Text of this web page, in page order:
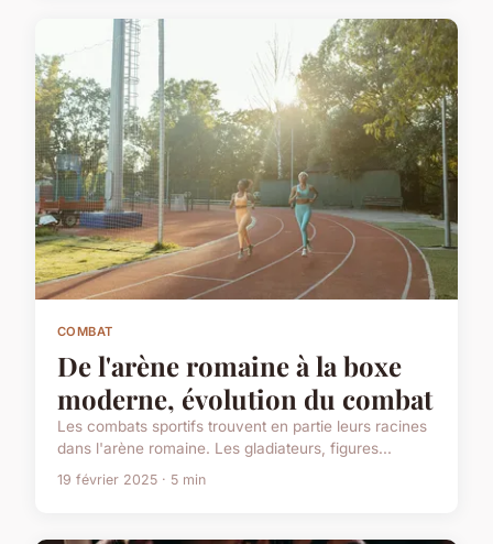
COMBAT
De l'arène romaine à la boxe
moderne, évolution du combat
Les combats sportifs trouvent en partie leurs racines
dans l'arène romaine. Les gladiateurs, figures...
19 février 2025 · 5 min